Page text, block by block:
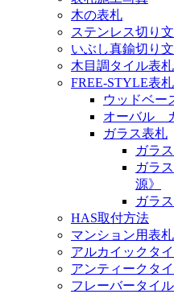
木の表札
ステンレス切り
いぶし真鍮切り
木目調タイル表
FREE-STYLE表
ウッドベー
オーバル
ガラス表札
ガラ
ガラ
源》
ガラ
HAS取付方法
マンション用表札
アルカイックタ
アンティークタ
フレーバータイ